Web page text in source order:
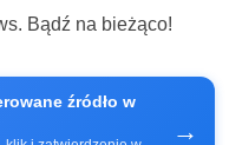
Bądź na bieżąco!
źródło w
→